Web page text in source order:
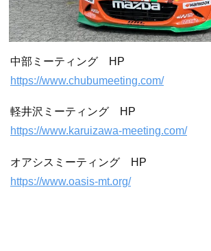
中部ミーティング HP
https://www.chubumeeting.com/
軽井沢ミーティング HP
https://www.karuizawa-meeting.com/
オアシスミーティング HP
https://www.oasis-mt.org/